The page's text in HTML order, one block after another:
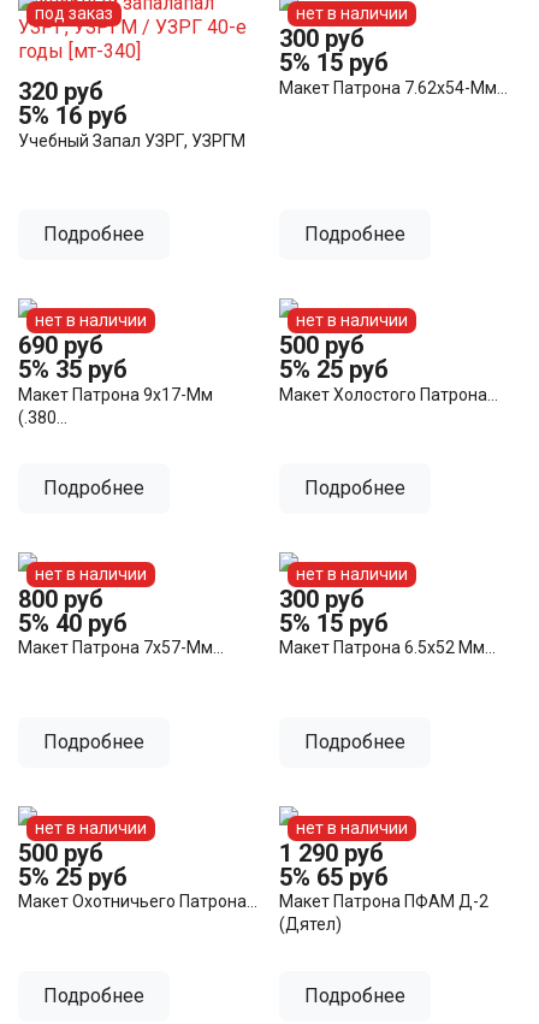
320 руб
5% 16 руб
Учебный Запал УЗРГ, УЗРГМ
Подробнее
под заказ
300 руб
5% 15 руб
Макет Патрона 7.62х54-Мм...
Подробнее
нет в наличии
690 руб
5% 35 руб
Макет Патрона 9х17-Мм
(.380...
Подробнее
нет в наличии
500 руб
5% 25 руб
Макет Холостого Патрона...
Подробнее
нет в наличии
800 руб
5% 40 руб
Макет Патрона 7х57-Мм...
Подробнее
нет в наличии
300 руб
5% 15 руб
Макет Патрона 6.5х52 Мм...
Подробнее
нет в наличии
500 руб
5% 25 руб
Макет Охотничьего Патрона...
Подробнее
нет в наличии
1 290 руб
5% 65 руб
Макет Патрона ПФАМ Д-2
(Дятел)
Подробнее
нет в наличии